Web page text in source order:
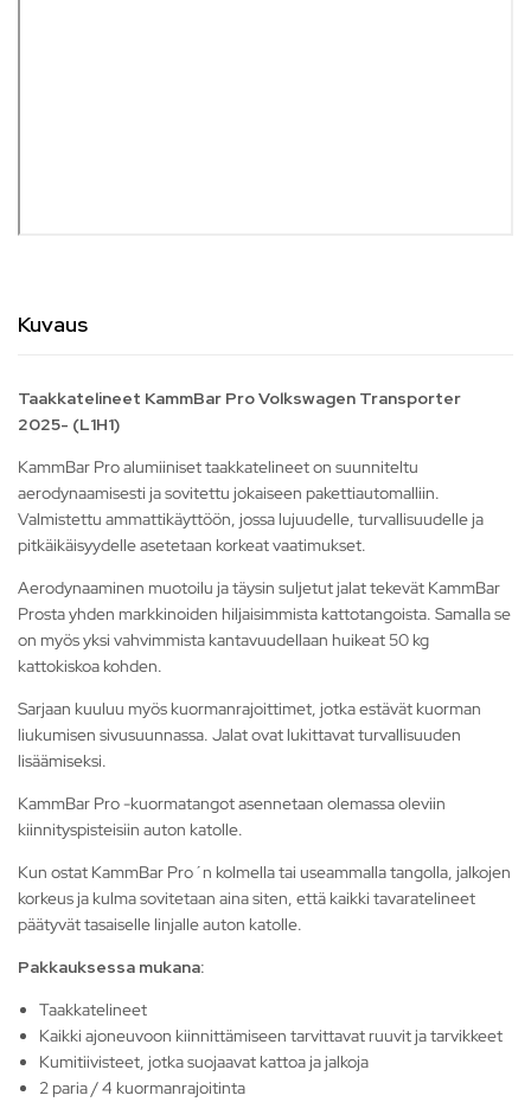
Kuvaus
Taakkatelineet KammBar Pro Volkswagen Transporter
2025- (L1H1)
KammBar Pro alumiiniset taakkatelineet on suunniteltu
aerodynaamisesti ja sovitettu jokaiseen pakettiautomalliin.
Valmistettu ammattikäyttöön, jossa lujuudelle, turvallisuudelle ja
pitkäikäisyydelle asetetaan korkeat vaatimukset.
Aerodynaaminen muotoilu ja täysin suljetut jalat tekevät KammBar
Prosta yhden markkinoiden hiljaisimmista kattotangoista. Samalla se
on myös yksi vahvimmista kantavuudellaan huikeat 50 kg
kattokiskoa kohden.
Sarjaan kuuluu myös kuormanrajoittimet, jotka estävät kuorman
liukumisen sivusuunnassa. Jalat ovat lukittavat turvallisuuden
lisäämiseksi.
KammBar Pro -kuormatangot asennetaan olemassa oleviin
kiinnityspisteisiin auton katolle.
Kun ostat KammBar Pro´n kolmella tai useammalla tangolla, jalkojen
korkeus ja kulma sovitetaan aina siten, että kaikki tavaratelineet
päätyvät tasaiselle linjalle auton katolle.
Pakkauksessa mukana:
Taakkatelineet
Kaikki ajoneuvoon kiinnittämiseen tarvittavat ruuvit ja tarvikkeet
Kumitiivisteet, jotka suojaavat kattoa ja jalkoja
2 paria / 4 kuormanrajoitinta